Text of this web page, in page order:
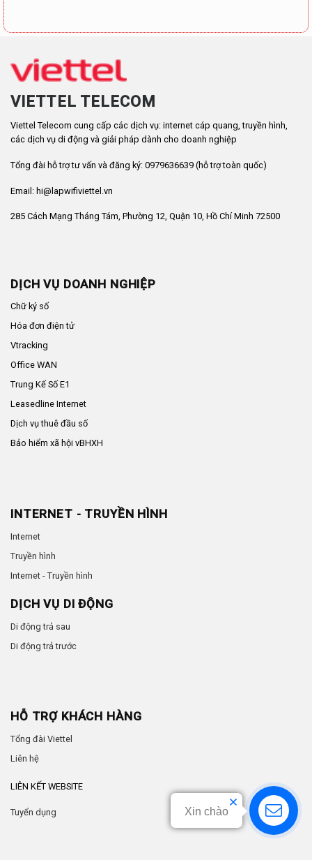
VIETTEL TELECOM
Viettel Telecom cung cấp các dịch vụ: internet cáp quang, truyền hình,
các dịch vụ di động và giải pháp dành cho doanh nghiệp
Tổng đài hỗ trợ tư vấn và đăng ký: 0979636639 (hỗ trợ toàn quốc)
Email: hi@lapwifiviettel.vn
285 Cách Mạng Tháng Tám, Phường 12, Quận 10, Hồ Chí Minh 72500
DỊCH VỤ DOANH NGHIỆP
Chữ ký số
Hóa đơn điện tử
Vtracking
Office WAN
Trung Kế Số E1
Leasedline Internet
Dịch vụ thuê đầu số
Bảo hiểm xã hội vBHXH
INTERNET - TRUYỀN HÌNH
Internet
Truyền hình
Internet - Truyền hình
DỊCH VỤ DI ĐỘNG
Di động trả sau
Di động trả trước
HỖ TRỢ KHÁCH HÀNG
Tổng đài Viettel
Liên hệ
LIÊN KẾT WEBSITE
Tuyển dụng Xin chào